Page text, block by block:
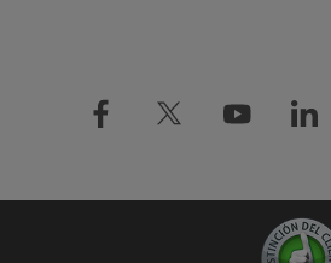
Diccionario de seguros
Opiniones Verti
Ahorra con Verti Driver